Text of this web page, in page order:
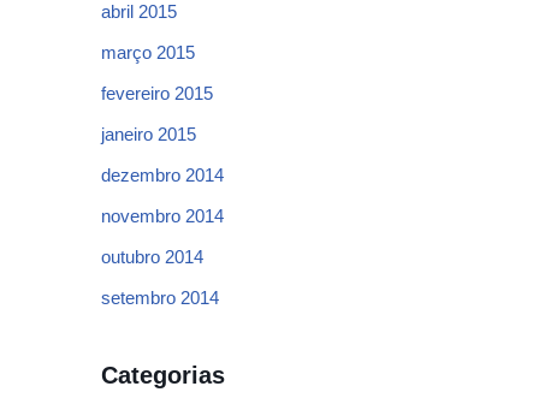
abril 2015
março 2015
fevereiro 2015
janeiro 2015
dezembro 2014
novembro 2014
outubro 2014
setembro 2014
Categorias